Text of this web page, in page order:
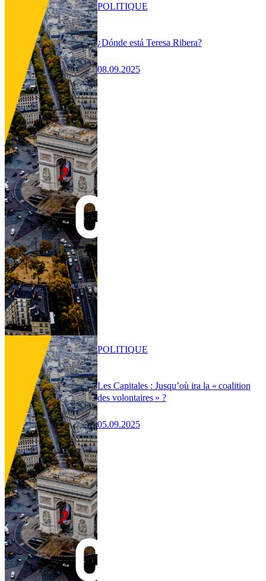
¿Dónde está Teresa Ribera?
08.09.2025
POLITIQUE
Les Capitales : Jusqu’où ira la « coalition
des volontaires » ?
05.09.2025
POLITIQUE